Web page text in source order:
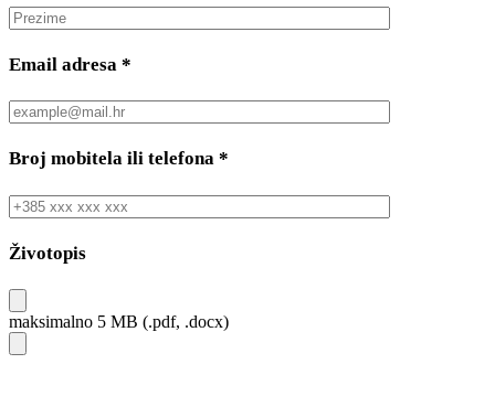
Email adresa *
Broj mobitela ili telefona *
Životopis
maksimalno 5 MB (.pdf, .docx)